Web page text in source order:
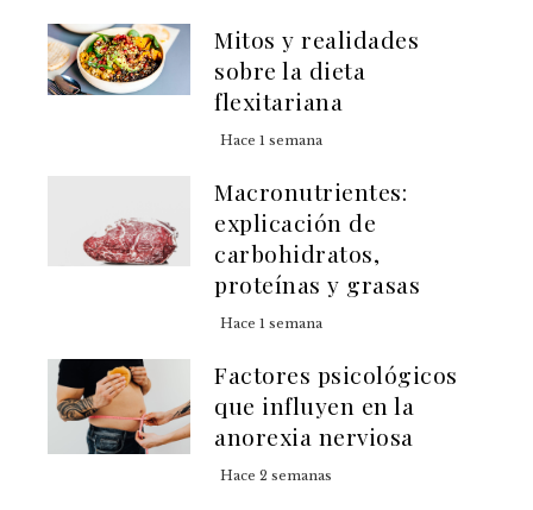
Mitos y realidades
sobre la dieta
flexitariana
Hace 1 semana
Macronutrientes:
explicación de
carbohidratos,
proteínas y grasas
Hace 1 semana
Factores psicológicos
que influyen en la
anorexia nerviosa
Hace 2 semanas